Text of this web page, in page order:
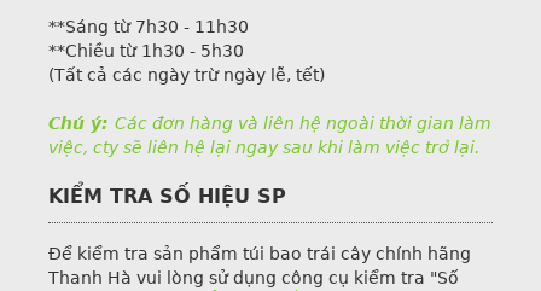
**Sáng từ 7h30 - 11h30
**Chiều từ 1h30 - 5h30
(Tất cả các ngày trừ ngày lễ, tết)
Chú ý: Các đơn hàng và liên hệ ngoài thời gian làm
việc, cty sẽ liên hệ lại ngay sau khi làm việc trở lại.
KIỂM TRA SỐ HIỆU SP
Để kiểm tra sản phẩm túi bao trái cây chính hãng
Thanh Hà vui lòng sử dụng công cụ kiểm tra "Số